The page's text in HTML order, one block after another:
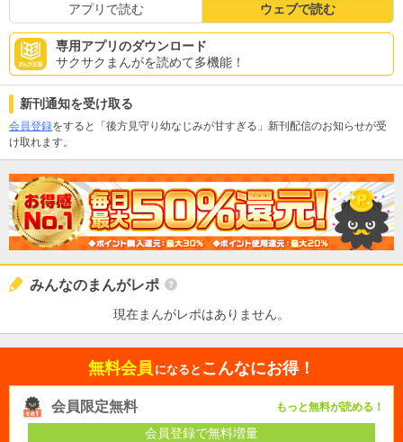
アプリで読む ウェブで読む
専用アプリのダウンロード
サクサクまんがを読めて多機能！
新刊通知を受け取る
会員登録をすると「後方見守り幼なじみが甘すぎる」新刊配信のお知らせが受
け取れます。
みんなのまんがレポ
現在まんがレポはありません。
無料会員 になると こんなにお得！
会員限定無料 もっと無料が読める！
会員登録で無料増量